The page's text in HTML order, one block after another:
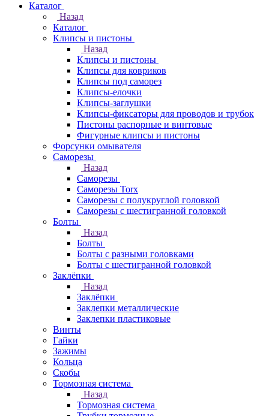
Каталог
Назад
Каталог
Клипсы и пистоны
Назад
Клипсы и пистоны
Клипсы для ковриков
Клипсы под саморез
Клипсы-елочки
Клипсы-заглушки
Клипсы-фиксаторы для проводов и трубок
Пистоны распорные и винтовые
Фигурные клипсы и пистоны
Форсунки омывателя
Саморезы
Назад
Саморезы
Саморезы Torx
Саморезы с полукруглой головкой
Саморезы с шестигранной головкой
Болты
Назад
Болты
Болты с разными головками
Болты с шестигранной головкой
Заклёпки
Назад
Заклёпки
Заклепки металлические
Заклепки пластиковые
Винты
Гайки
Зажимы
Кольца
Скобы
Тормозная система
Назад
Тормозная система